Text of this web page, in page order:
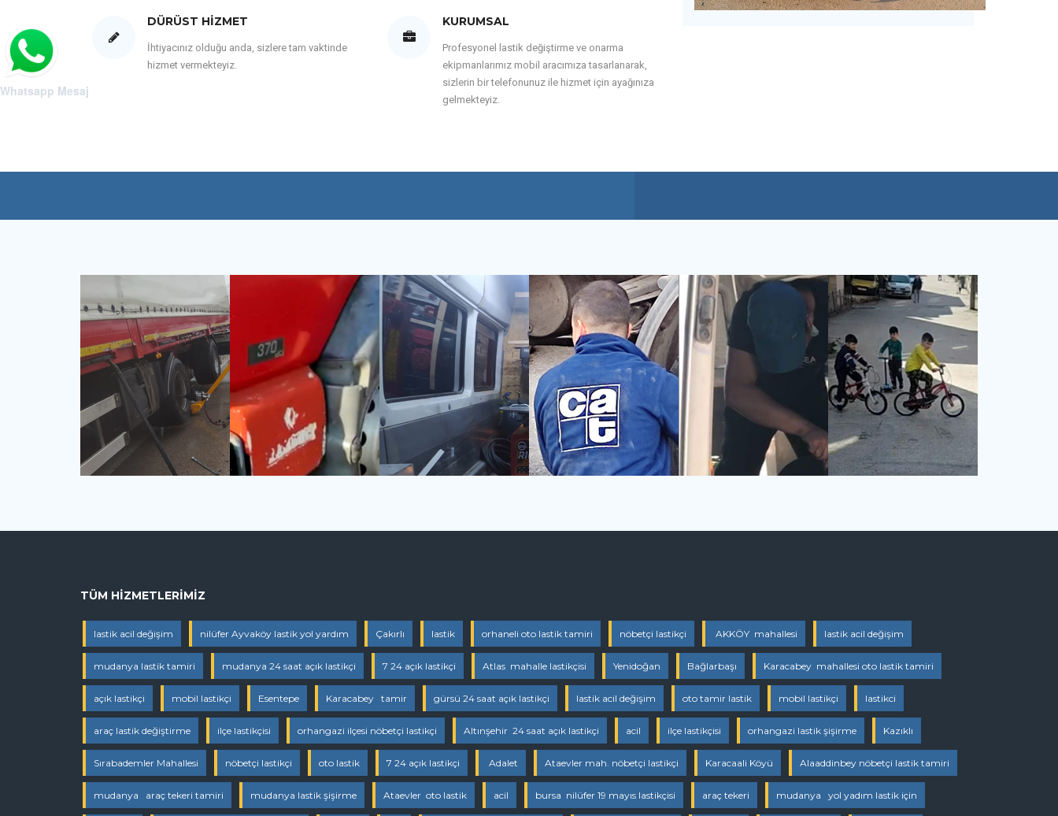
Whatsapp Mesaj
DÜRÜST HIZMET
İhtiyacınız olduğu anda, sizlere tam vaktinde
hizmet vermekteyiz.
KURUMSAL
Profesyonel lastik değiştirme ve onarma
ekipmanlarımız mobil aracımıza tasarlanarak,
sizlerin bir telefonunuz ile hizmet için ayağınıza
gelmekteyiz.
TÜM HIZMETLERIMIZ
lastik acil değişim nilüfer Ayvaköy lastik yol yardım Çakırlı lastik orhaneli oto lastik tamiri nöbetçi lastikçi AKKÖY mahallesi lastik acil değişim
mudanya lastik tamiri mudanya 24 saat açık lastikçi 7 24 açık lastikçi Atlas mahalle lastikçisi Yenidoğan Bağlarbaşı Karacabey mahallesi oto lastik tamiri
açık lastikçi mobil lastikçi Esentepe Karacabey tamir gürsü 24 saat açık lastikçi lastik acil değişim oto tamir lastik mobil lastikçi lastikci
araç lastik değiştirme ilçe lastikçisi orhangazi ilçesi nöbetçi lastikçi Altınşehir 24 saat açık lastikçi acil ilçe lastikçisi orhangazi lastik şişirme Kazıklı
Sırabademler Mahallesi nöbetçi lastikçi oto lastik 7 24 açık lastikçi Adalet Ataevler mah. nöbetçi lastikçi Karacaali Köyü Alaaddinbey nöbetçi lastik tamiri
mudanya araç tekeri tamiri mudanya lastik şişirme Ataevler oto lastik acil bursa nilüfer 19 mayıs lastikçisi araç tekeri mudanya yol yadım lastik için